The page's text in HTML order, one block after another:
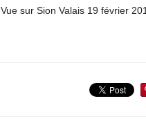
Vue sur Sion Valais 19 février